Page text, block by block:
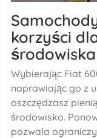
korzyści
środowiska
Wybierając Fiat
naprawiając go z
oszczędzasz
środowisko.
pozwala